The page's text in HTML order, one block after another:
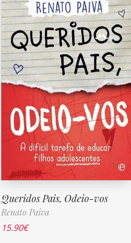
Queridos Pais, Odeio-vos
Renato Paiva
15.90€